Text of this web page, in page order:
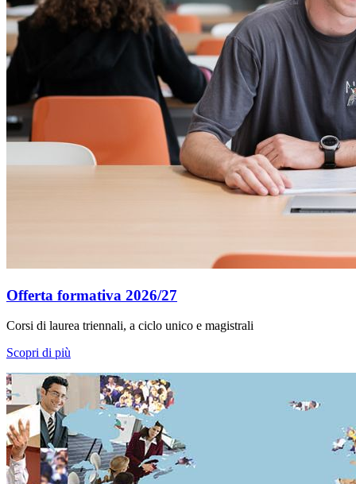
Offerta formativa 2026/27
Corsi di laurea triennali, a ciclo unico e magistrali
Scopri di più